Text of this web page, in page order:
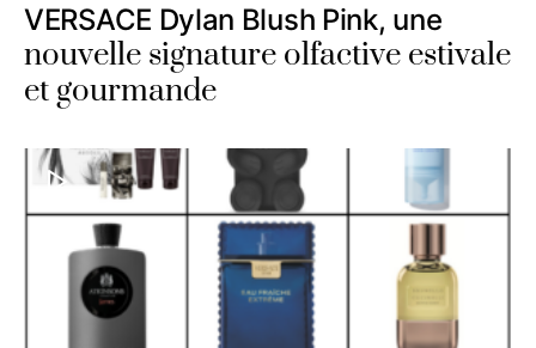
VERSACE Dylan Blush Pink, une
nouvelle signature olfactive estivale
et gourmande